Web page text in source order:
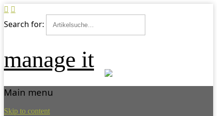
Search for:
manage it
Main menu
Skip to content